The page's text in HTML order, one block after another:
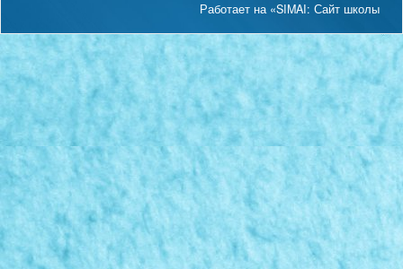
Работает на «SIMAI: Сайт школы